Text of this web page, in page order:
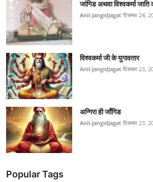
जांगिड अथवा विश्वकर्मा जाति
Anil-JangidJagat दिसम्बर 24,
विश्वकर्मा जी के युगावतार
Anil-JangidJagat दिसम्बर 23,
अन्गिरा ही जाँगिड
Anil-JangidJagat दिसम्बर 23,
Popular Tags